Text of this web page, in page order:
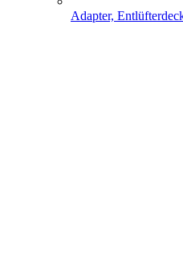
Adapter,